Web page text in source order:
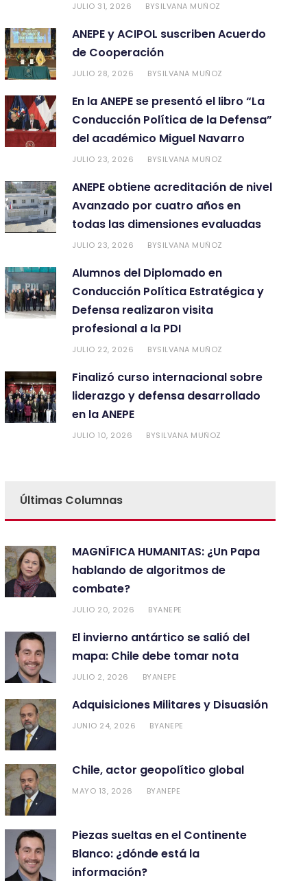
JULIO 31, 2026 BYSILVANA MUÑOZ
ANEPE y ACIPOL suscriben Acuerdo
de Cooperación
JULIO 28, 2026 BYSILVANA MUÑOZ
En la ANEPE se presentó el libro “La
Conducción Política de la Defensa”
del académico Miguel Navarro
JULIO 23, 2026 BYSILVANA MUÑOZ
ANEPE obtiene acreditación de nivel
Avanzado por cuatro años en
todas las dimensiones evaluadas
JULIO 23, 2026 BYSILVANA MUÑOZ
Alumnos del Diplomado en
Conducción Política Estratégica y
Defensa realizaron visita
profesional a la PDI
JULIO 22, 2026 BYSILVANA MUÑOZ
Finalizó curso internacional sobre
liderazgo y defensa desarrollado
en la ANEPE
JULIO 10, 2026 BYSILVANA MUÑOZ
Últimas Columnas
MAGNÍFICA HUMANITAS: ¿Un Papa
hablando de algoritmos de
combate?
JULIO 20, 2026 BYANEPE
El invierno antártico se salió del
mapa: Chile debe tomar nota
JULIO 2, 2026 BYANEPE
Adquisiciones Militares y Disuasión
JUNIO 24, 2026 BYANEPE
Chile, actor geopolítico global
MAYO 13, 2026 BYANEPE
Piezas sueltas en el Continente
Blanco: ¿dónde está la
información?